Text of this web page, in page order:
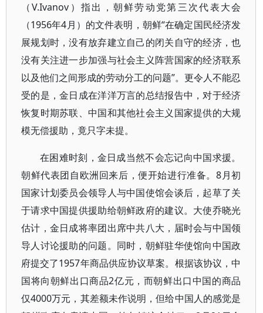
（V.Ivanov）指出，朝鲜劳动党第三次代表大会
（1956年4月）的文件表明，朝鲜“在确定国民经济发
展规划时，没有放弃建立自己的闭关自守的经济，也
没有关注进一步加强与社会主义阵营国家的经济联系
以及他们之间形成的劳动分工的问题”。更令人不能忍
受的是，金日成在洋洋万言的总结报告中，对于经济
恢复时期苏联、中国和其他社会主义国家提供的大规
模无偿援助，竟只字未提。
在困难时刻，金日成当然不会忘记向中国求援。
朝鲜代表团自欧洲回来后，便开始进行准备。8月初
国家计划委员会领导人与中国使馆会谈后，起草了关
于请求中国提供援助给朝鲜政府的建议。大使乔晓光
估计，金日成将率团出席中共八大，届时会与中国领
导人讨论援助的问题。同时，朝鲜驻华使馆向中国政
府提交了1957年商品供应协议草案。根据该协议，中
国将向朝鲜出口商品2亿元，而朝鲜出口中国的商品
仅4000万元，其差额未作说明，但给中国人的感觉是